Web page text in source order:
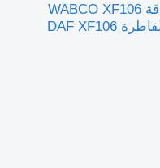
بطاريات المراكم القابلة لتخزين الطاقة WABCO XF106
(01.14-) 4235040240 لـ السيارات القاطرة DAF XF106